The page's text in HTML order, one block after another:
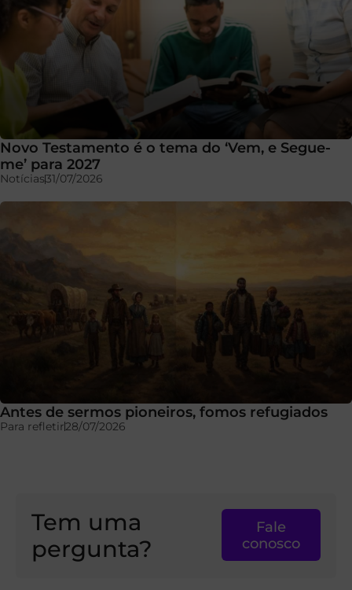
Novo Testamento é o tema do ‘Vem, e Segue-
me’ para 2027
Notícias31/07/2026
Antes de sermos pioneiros, fomos refugiados
Para refletir28/07/2026
Tem uma
pergunta?
Fale
conosco